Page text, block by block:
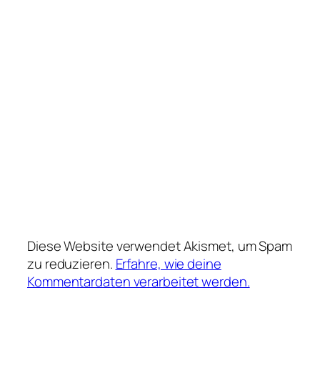
Diese Website verwendet Akismet, um Spam
zu reduzieren. Erfahre, wie deine
Kommentardaten verarbeitet werden.